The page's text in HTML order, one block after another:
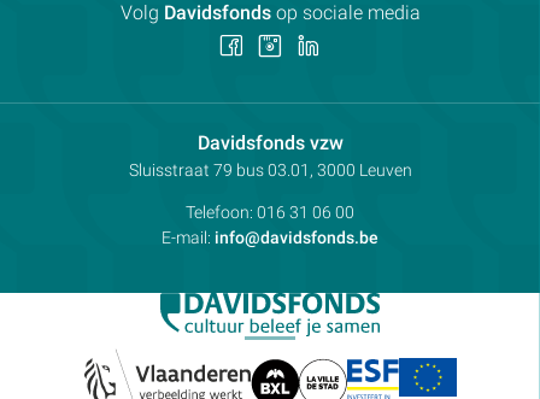
Davidsfonds vzwContactpersoon:
Adres:
Sluisstraat 79 bus 03.01, 3000 Leuven
Telefoon: 016 31 06 00
E-mail: info@davidsfonds.be
Volg Davidsfondsop sociale media
Volg Volg